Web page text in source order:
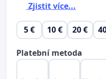
Zjistit více...
5 € 10 € 20 €
Platební metoda